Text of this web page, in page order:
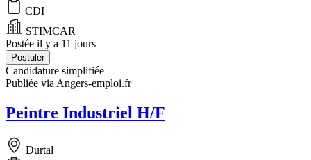
CDI
STIMCAR
Postée il y a 11 jours
Postuler
Candidature simplifiée
Publiée via Angers-emploi.fr
Peintre Industriel H/F
Durtal